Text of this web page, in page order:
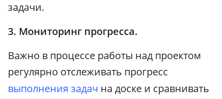
задачи.
3. Мониторинг прогресса.
Важно в процессе работы над проектом
регулярно отслеживать прогресс
выполнения задач на доске и сравнивать